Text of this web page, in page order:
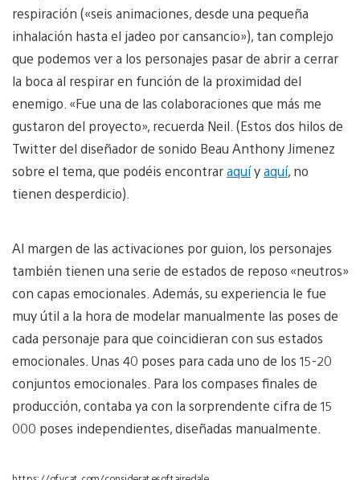
respiración («seis animaciones, desde una pequeña
inhalación hasta el jadeo por cansancio»), tan complejo
que podemos ver a los personajes pasar de abrir a cerrar
la boca al respirar en función de la proximidad del
enemigo. «Fue una de las colaboraciones que más me
gustaron del proyecto», recuerda Neil. (Estos dos hilos de
Twitter del diseñador de sonido Beau Anthony Jimenez
sobre el tema, que podéis encontraraquíyaquí, no
tienen desperdicio).
Al margen de las activaciones por guion, los personajes
también tienen una serie de estados de reposo «neutros»
con capas emocionales. Además, su experiencia le fue
muy útil a la hora de modelar manualmente las poses de
cada personaje para que coincidieran con sus estados
emocionales. Unas 40 poses para cada uno de los 15-20
conjuntos emocionales. Para los compases finales de
producción, contaba ya con la sorprendente cifra de 15
000 poses independientes, diseñadas manualmente.